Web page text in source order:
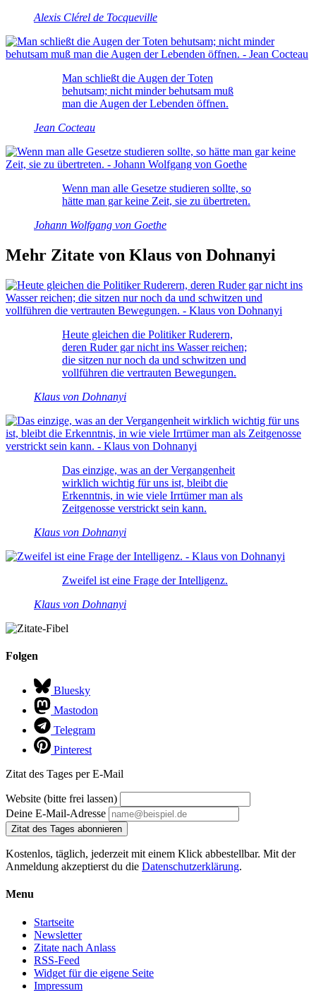
Alexis Clérel de Tocqueville
Man schließt die Augen der Toten
behutsam; nicht minder behutsam muß
man die Augen der Lebenden öffnen.
Jean Cocteau
Wenn man alle Gesetze studieren sollte, so
hätte man gar keine Zeit, sie zu übertreten.
Johann Wolfgang von Goethe
Mehr Zitate von Klaus von Dohnanyi
Heute gleichen die Politiker Ruderern,
deren Ruder gar nicht ins Wasser reichen;
die sitzen nur noch da und schwitzen und
vollführen die vertrauten Bewegungen.
Klaus von Dohnanyi
Das einzige, was an der Vergangenheit
wirklich wichtig für uns ist, bleibt die
Erkenntnis, in wie viele Irrtümer man als
Zeitgenosse verstrickt sein kann.
Klaus von Dohnanyi
Zweifel ist eine Frage der Intelligenz.
Klaus von Dohnanyi
Folgen
Bluesky
Mastodon
Telegram
Pinterest
Zitat des Tages per E-Mail
Website (bitte frei lassen)
Deine E-Mail-Adresse
Zitat des Tages abonnieren
Kostenlos, täglich, jederzeit mit einem Klick abbestellbar. Mit der
Anmeldung akzeptierst du die Datenschutzerklärung.
Menu
Startseite
Newsletter
Zitate nach Anlass
RSS-Feed
Widget für die eigene Seite
Impressum